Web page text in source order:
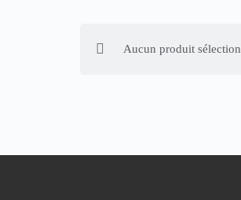
Aucun produit